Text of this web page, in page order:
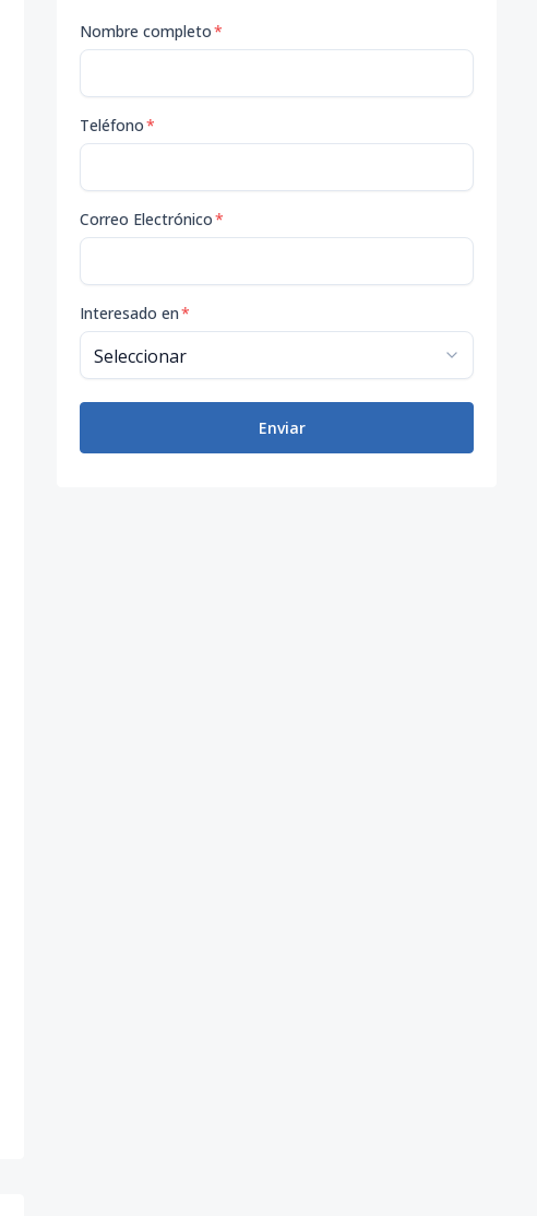
Nombre completo*
Teléfono*
Correo Electrónico*
Interesado en*
Enviar